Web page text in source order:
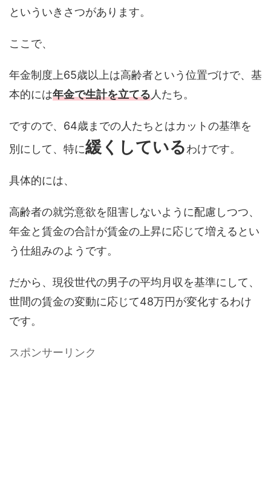
といういきさつがあります。
ここで、
年金制度上65歳以上は高齢者という位置づけで、基
本的には年金で生計を立てる人たち。
ですので、64歳までの人たちとはカットの基準を
別にして、特に緩くしているわけです。
具体的には、
高齢者の就労意欲を阻害しないように配慮しつつ、
年金と賃金の合計が賃金の上昇に応じて増えるとい
う仕組みのようです。
だから、現役世代の男子の平均月収を基準にして、
世間の賃金の変動に応じて48万円が変化するわけ
です。
スポンサーリンク